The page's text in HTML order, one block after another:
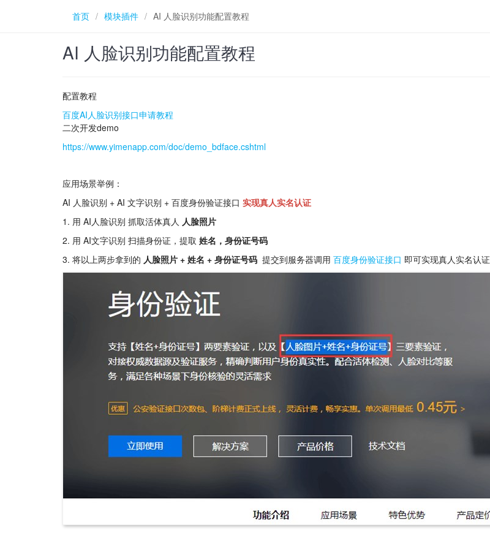
首页 / 模块插件 / AI 人脸识别功能配置教程
AI 人脸识别功能配置教程
配置教程
百度AI人脸识别接口申请教程
二次开发demo
https://www.yimenapp.com/doc/demo_bdface.cshtml
应用场景举例：
AI 人脸识别 + AI 文字识别 + 百度身份验证接口 实现真人实名认证
1. 用 AI人脸识别 抓取活体真人 人脸照片
2. 用 AI文字识别 扫描身份证，提取 姓名，身份证号码
3. 将以上两步拿到的 人脸照片 + 姓名 + 身份证号码 提交到服务器调用 百度身份验证接口 即可实现真人实名认证